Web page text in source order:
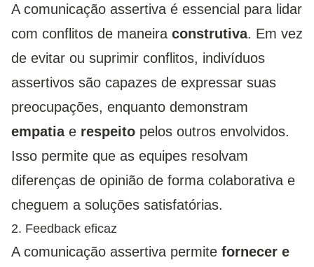
A comunicação assertiva é essencial para lidar
com conflitos de maneira construtiva. Em vez
de evitar ou suprimir conflitos, indivíduos
assertivos são capazes de expressar suas
preocupações, enquanto demonstram
empatia e respeito pelos outros envolvidos.
Isso permite que as equipes resolvam
diferenças de opinião de forma colaborativa e
cheguem a soluções satisfatórias.
2. Feedback eficaz
A comunicação assertiva permite fornecer e